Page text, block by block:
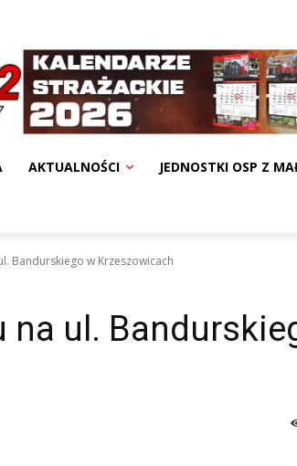
AKTUALNOŚCI JEDNOSTKI OSP Z
Bandurskiego w Krzeszowicach
na ul.